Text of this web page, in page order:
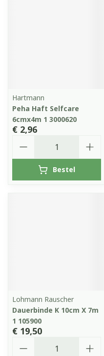
Hartmann
Peha Haft Selfcare
6cmx4m 1 3000620
€ 2,96
Bestel
Lohmann Rauscher
Dauerbinde K 10cm X 7m
1 105900
€ 19,50